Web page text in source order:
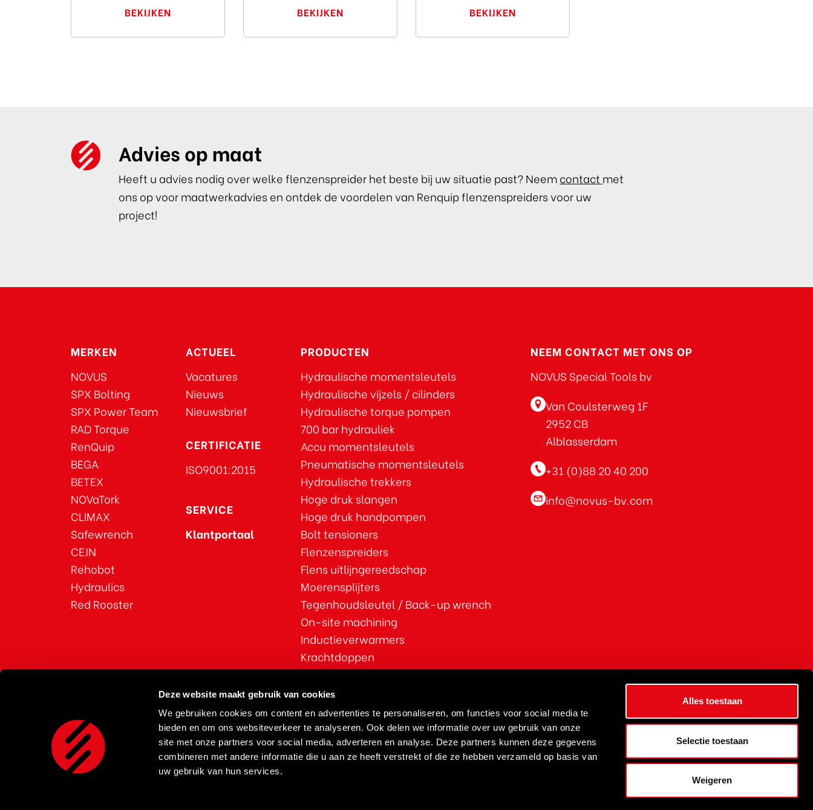
Deze website maakt gebruik van cookies
We gebruiken cookies om content en advertenties te personaliseren, om functies voor social media te
bieden en om ons websiteverkeer te analyseren. Ook delen we informatie over uw gebruik van onze
site met onze partners voor social media, adverteren en analyse. Deze partners kunnen deze gegevens
combineren met andere informatie die u aan ze heeft verstrekt of die ze hebben verzameld op basis van
uw gebruik van hun services.
Alles toestaan
Selectie toestaan
Weigeren
BEKIJKEN BEKIJKEN BEKIJKEN
Advies op maat
Heeft u advies nodig over welke flenzenspreider het beste bij uw situatie past? Neemcontact met
ons op voor maatwerkadvies en ontdek de voordelen van Renquip flenzenspreiders voor uw
project!
MERKEN
NOVUS
SPX Bolting
SPX Power Team
RAD Torque
RenQuip
BEGA
BETEX
NOVaTork
CLIMAX
Safewrench
CEJN
Rehobot
Hydraulics
Red Rooster
ACTUEEL
Vacatures
Nieuws
Nieuwsbrief
CERTIFICATIE
ISO9001:2015
SERVICE
Klantportaal
PRODUCTEN
Hydraulische momentsleutels
Hydraulische vijzels / cilinders
Hydraulische torque pompen
700 bar hydrauliek
Accu momentsleutels
Pneumatische momentsleutels
Hydraulische trekkers
Hoge druk slangen
Hoge druk handpompen
Bolt tensioners
Flenzenspreiders
Flens uitlijngereedschap
Moerensplijters
Tegenhoudsleutel / Back-up wrench
On-site machining
Inductieverwarmers
Krachtdoppen
ATEX
Vulplaten
Lager montage sets
NEEM CONTACT MET ONS OP
NOVUS Special Tools bv
Van Coulsterweg 1F
2952 CB
Alblasserdam
+31 (0)88 20 40 200
info@novus-bv.com